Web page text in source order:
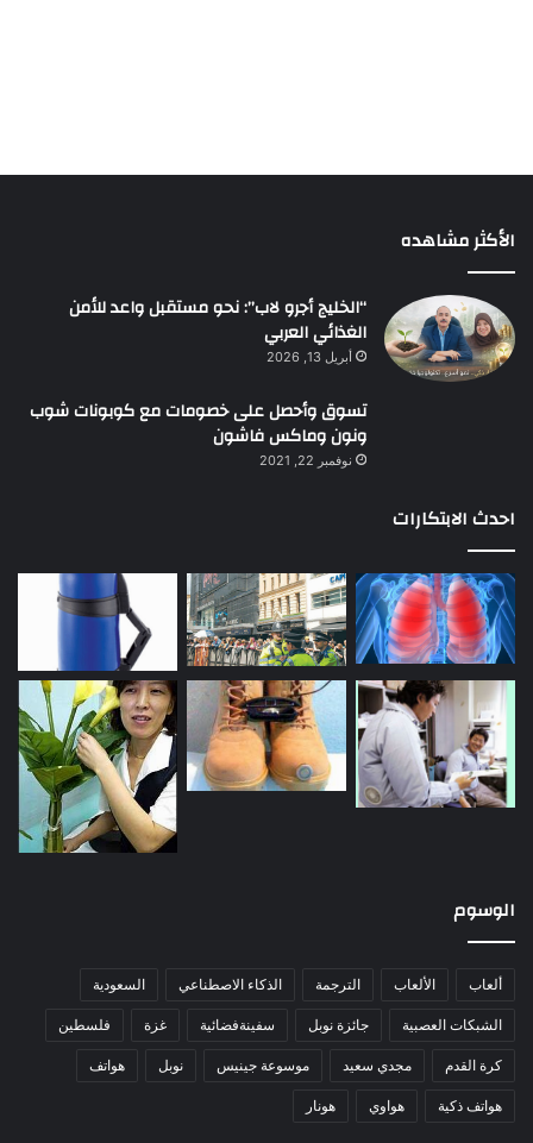
الأكثر مشاهده
“الخليج أجرو لاب”: نحو مستقبل واعد للأمن
الغذائي العربي
أبريل 13, 2026
تسوق وأحصل على خصومات مع كوبونات شوب
ونون وماكس فاشون
نوفمبر 22, 2021
احدث الابتكارات
الوسوم
ألعاب الألعاب الترجمة الذكاء الاصطناعي السعودية
الشبكات العصبية جائزة نوبل سفينةفضائية غزة فلسطين
كرة القدم مجدي سعيد موسوعة جينيس نوبل هواتف
هواتف ذكية هواوي هونار